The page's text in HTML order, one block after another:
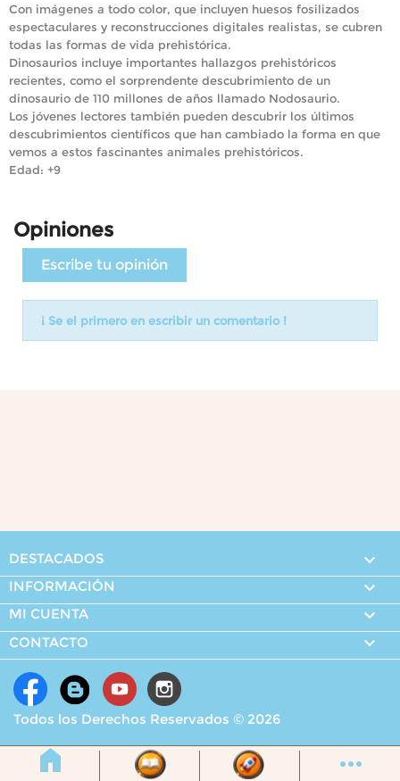
Con imágenes a todo color, que incluyen huesos fosilizados
espectaculares y reconstrucciones digitales realistas, se cubren
todas las formas de vida prehistórica.
Dinosaurios incluye importantes hallazgos prehistóricos
recientes, como el sorprendente descubrimiento de un
dinosaurio de 110 millones de años llamado Nodosaurio.
Los jóvenes lectores también pueden descubrir los últimos
descubrimientos científicos que han cambiado la forma en que
vemos a estos fascinantes animales prehistóricos.
Edad: +9
Opiniones
Escribe tu opinión
¡ Se el primero en escribir un comentario !
DESTACADOS 
INFORMACIÓN 
MI CUENTA 
CONTACTO 
Todos los Derechos Reservados © 2026